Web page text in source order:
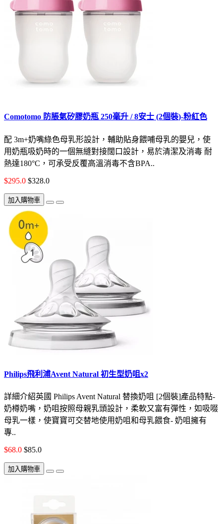
Comotomo 防脹氣矽膠奶瓶 250毫升 / 8安士 (2個裝)-粉紅色
配 3m+奶嘴綠色母乳形設計，輔助貼身餵哺母乳的嬰兒，使
用奶瓶吸奶時的一個無縫對接闊口設計，易於清潔及消毒 耐
熱達180°C，可承受反覆高溫消毒不含BPA..
$295.0 $328.0
加入購物車
Philips飛利浦Avent Natural 初生型奶咀x2
詳細介紹英國 Philips Avent Natural 替換奶咀 [2個裝]產品特點-
奶樽奶嘴，奶咀按照母親乳頭設計，柔軟又富有彈性，如吸啜
母乳一樣，使寶寶可交替地使用奶咀和母乳餵食- 奶咀擁有
專..
$68.0 $85.0
加入購物車